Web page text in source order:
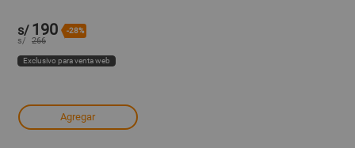
s/ 190 -28%
s/ 266
Exclusivo para venta web
Agregar